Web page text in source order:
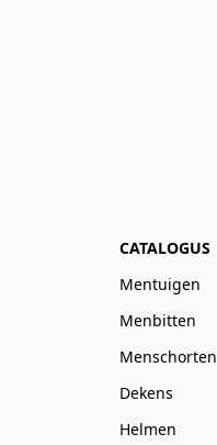
CATALOGUS
Mentuigen
Menbitten
Menschorten
Dekens
Helmen